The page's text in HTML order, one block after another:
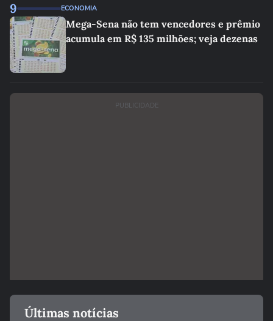
9 ECONOMIA
Mega-Sena não tem vencedores e prêmio
acumula em R$ 135 milhões; veja dezenas
PUBLICIDADE
Últimas notícias